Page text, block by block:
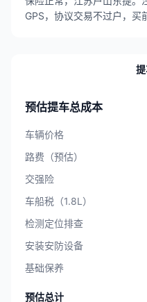
GPS，协议交易不过户，买
预估提车总成本
车辆价格
路费（预估）
交强险
车船税（1.8L）
检测定位排查
安装安防设备
基础保养
预估总计